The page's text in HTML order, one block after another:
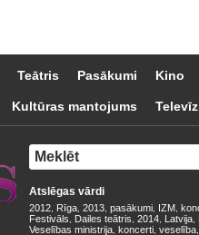
Teātris Pasākumi Kino
Kultūras mantojums
Atslēgas vārdi
2012 Rīga 2013 pasākumi IZM
Festivāls
Dailes teātris 2014 Latvija
Veselības ministrija koncerti veselība